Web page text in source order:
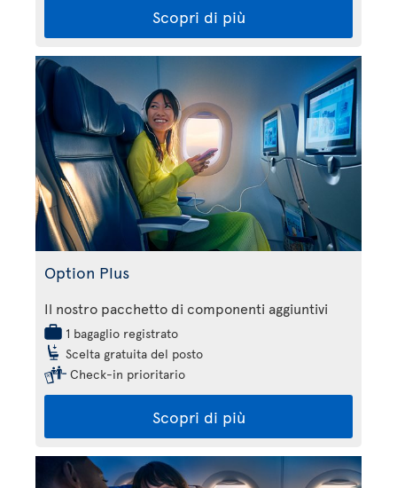
Scopri di più
Option Plus
Il nostro pacchetto di componenti aggiuntivi
1 bagaglio registrato
Scelta gratuita del posto
Check-in prioritario
Scopri di più